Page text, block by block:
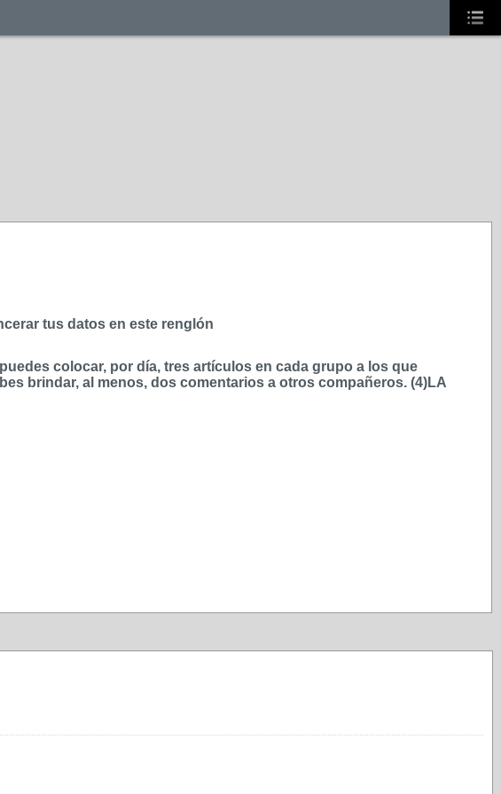
tus datos en este renglón
colocar, por día, tres artículos en cada grupo a los que
brindar, al menos, dos comentarios a otros compañeros. (4)LA